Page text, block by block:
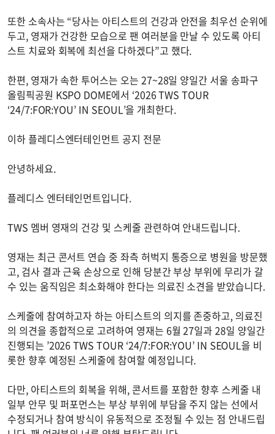
또한 소속사는 “당사는 아티스트의 건강과 안전을 최우선 순위에
두고, 영재가 건강한 모습으로 팬 여러분을 만날 수 있도록 아티
스트 치료와 회복에 최선을 다하겠다”고 했다.
한편, 영재가 속한 투어스는 오는 27~28일 양일간 서울 송파구
올림픽공원 KSPO DOME에서 ‘2026 TWS TOUR
‘24/7:FOR:YOU’ IN SEOUL’을 개최한다.
이하 플레디스엔터테인먼트 공지 전문
안녕하세요.
플레디스 엔터테인먼트입니다.
TWS 멤버 영재의 건강 및 스케줄 관련하여 안내드립니다.
영재는 최근 콘서트 연습 중 좌측 허벅지 통증으로 병원을 방문했
고, 검사 결과 근육 손상으로 인해 당분간 부상 부위에 무리가 갈
수 있는 움직임은 최소화해야 한다는 의료진 소견을 받았습니다.
스케줄에 참여하고자 하는 아티스트의 의지를 존중하고, 의료진
의 의견을 종합적으로 고려하여 영재는 6월 27일과 28일 양일간
진행되는 ’2026 TWS TOUR ‘24/7:FOR:YOU’ IN SEOUL을 비
롯한 향후 예정된 스케줄에 참여할 예정입니다.
다만, 아티스트의 회복을 위해, 콘서트를 포함한 향후 스케줄 내
일부 안무 및 퍼포먼스는 부상 부위에 부담을 주지 않는 선에서
수정되거나 참여 방식이 유동적으로 조정될 수 있는 점 안내드립